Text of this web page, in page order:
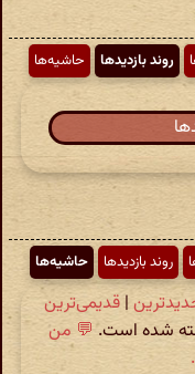
روند بازدیدها حاشیه‌ها
روند بازدیدها حاشیه‌ها
| قدیمی‌ترین
💬 من